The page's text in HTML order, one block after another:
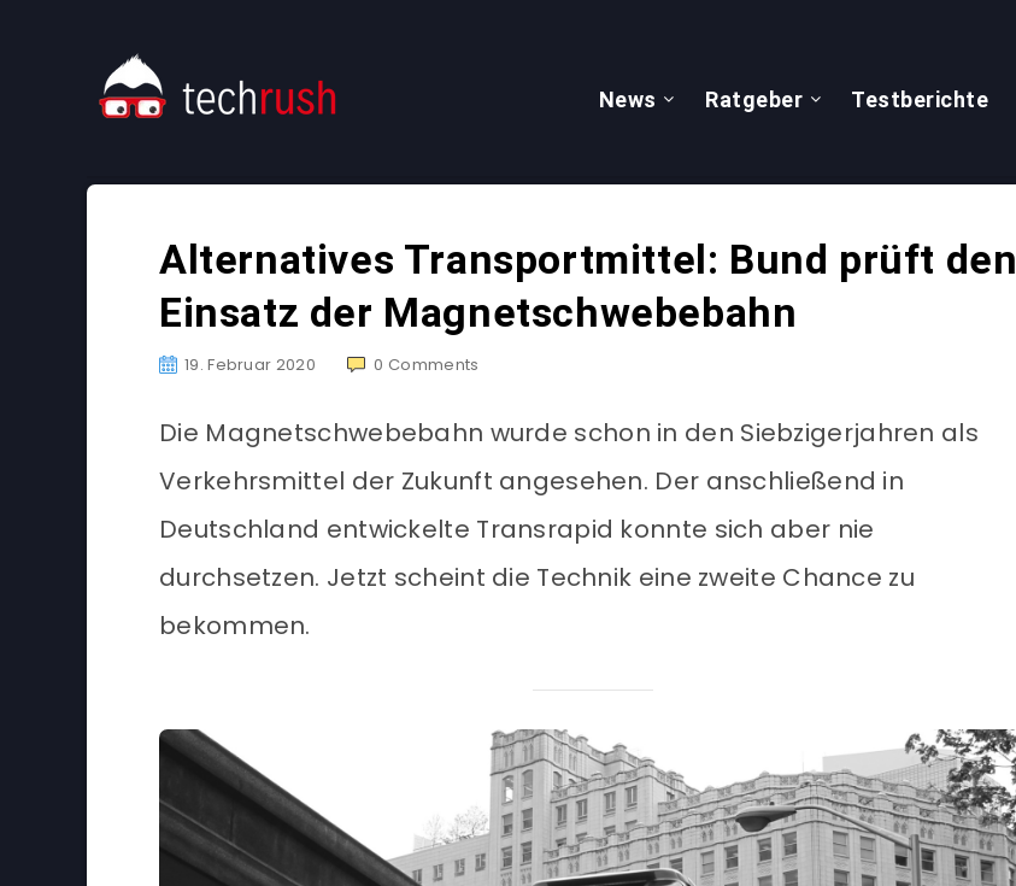
News Ratgeber Testberichte
Alternatives Transportmittel: Bund prüft den
Einsatz der Magnetschwebebahn
19. Februar 2020 0 Comments
Die Magnetschwebebahn wurde schon in den Siebzigerjahren als
Verkehrsmittel der Zukunft angesehen. Der anschließend in
Deutschland entwickelte Transrapid konnte sich aber nie
durchsetzen. Jetzt scheint die Technik eine zweite Chance zu
bekommen.